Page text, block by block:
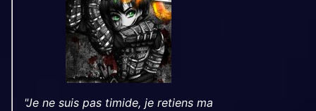
"Je ne suis pas timide, je retiens ma